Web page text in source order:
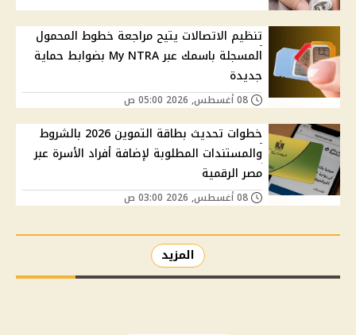
تنظيم الاتصالات يتيح مراجعة خطوط المحمول
المسجلة باسمك عبر My NTRA بضوابط حماية
جديدة
خطوات تحديث بطاقة التموين 2026 بالشروط
والمستندات المطلوبة لإضافة أفراد الأسرة عبر
مصر الرقمية
المزيد